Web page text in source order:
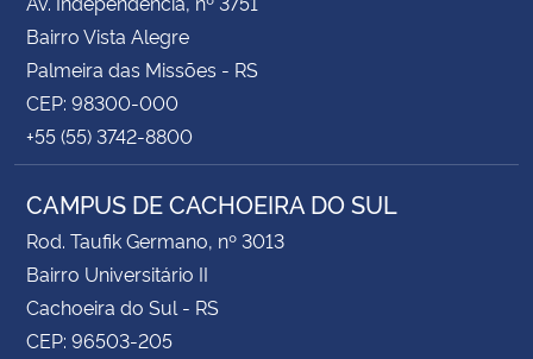
Bairro Vista Alegre
Palmeira das Missões - RS
CEP: 98300-000
+55 (55) 3742-8800
CAMPUS DE CACHOEIRA DO SUL
Rod. Taufik Germano, nº 3013
Bairro Universitário II
Cachoeira do Sul - RS
CEP: 96503-205